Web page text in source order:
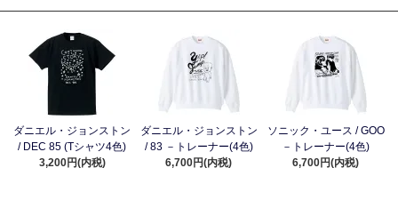
ダニエル・ジョンストン
/ DEC 85 (Tシャツ4色)
3,200円(内税)
ダニエル・ジョンストン
/ 83 －トレーナー(4色)
6,700円(内税)
ソニック・ユース / GOO
－トレーナー(4色)
6,700円(内税)